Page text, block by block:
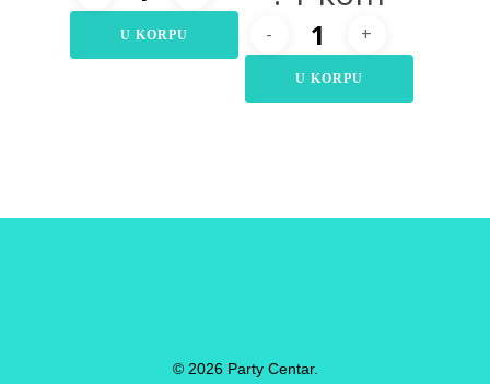
U KORPU
U KORPU
© 2026 Party Centar.